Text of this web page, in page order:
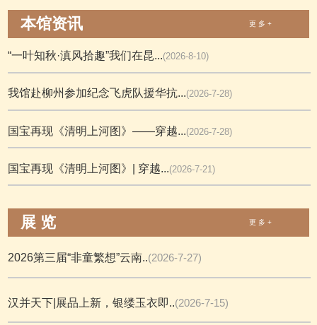
本馆资讯 更 多 +
“一叶知秋·滇风拾趣”我们在昆...(2026-8-10)
我馆赴柳州参加纪念飞虎队援华抗...(2026-7-28)
国宝再现《清明上河图》——穿越...(2026-7-28)
国宝再现《清明上河图》| 穿越...(2026-7-21)
展 览 更 多 +
2026第三届“非童繁想”云南..(2026-7-27)
汉并天下|展品上新，银缕玉衣即..(2026-7-15)